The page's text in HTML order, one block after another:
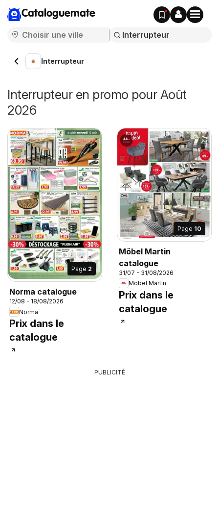
Cataloguemate
Interrupteur
Interrupteur en promo pour Août
2026
Page 2
Norma catalogue
12/08 - 18/08/2026
Norma
Prix dans le
catalogue
Page 10
Möbel Martin
catalogue
31/07 - 31/08/2026
Möbel Martin
Prix dans le
catalogue
PUBLICITÉ